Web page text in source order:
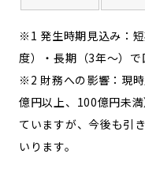
※1 発生時期見込み：
度）・長期（3年～）で
※2 財務への影響：現
億円以上、100億円未
ていますが、今後も引
いります。